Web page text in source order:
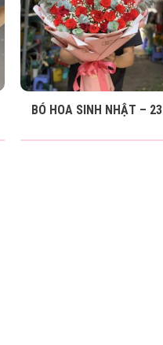
BÓ HOA SINH NHẬT – 23